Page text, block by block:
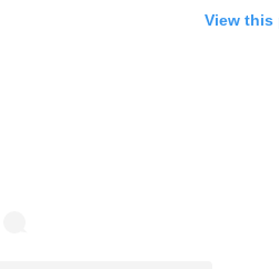
View this